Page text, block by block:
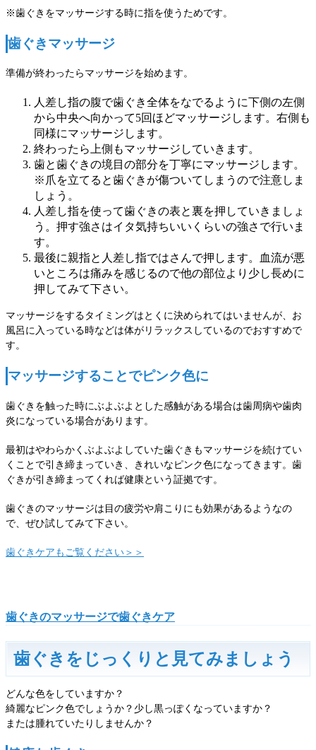
※歯ぐきをマッサージする時に指を使うためです。
歯ぐきマッサージ
準備が終わったらマッサージを始めます。
人差し指の腹で歯ぐき全体をなでるように下側の左側
から中央へ向かって5回ほどマッサージします。右側も
同様にマッサージします。
終わったら上側もマッサージしていきます。
歯と歯ぐきの境目の部分を丁寧にマッサージします。
※爪を立てると歯ぐきが傷ついてしまうので注意しま
しょう。
人差し指を使って歯ぐきの表と裏を押していきましょ
う。 押す強さはイタ気持ちいいくらいの強さで行いま
す。
最後に親指と人差し指ではさんで押します。
血流が悪
いところは痛みを感じるので他の部位より少し長めに
押してみて下さい。
マッサージをするタイミングはとくに決められてはいませんが、お
風呂に入っている時などは体がリラックスしているのでおすすめで
す。
マッサージすることでピンク色に
歯ぐきを触った時にぶよぶよとした感触がある場合は歯周病や歯肉
炎になっている場合があります。
最初はやわらかくぶよぶよしていた歯ぐきもマッサージを続けてい
くことで引き締まっていき、きれいなピンク色になってきます。歯
ぐきが引き締まってくれば健康という証拠です。
歯ぐきのマッサージは目の疲労や肩こりにも効果があるようなの
で、ぜひ試してみて下さい。
歯ぐきケアもご覧ください＞＞
歯ぐきのマッサージで歯ぐきケア
歯ぐきをじっくりと見てみましょう
どんな色をしていますか？
綺麗なピンク色でしょうか？少し黒っぽくなっていますか？
または腫れていたりしませんか？